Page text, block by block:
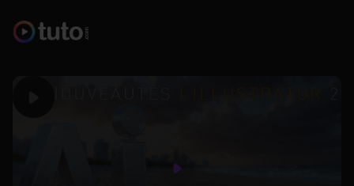
Play